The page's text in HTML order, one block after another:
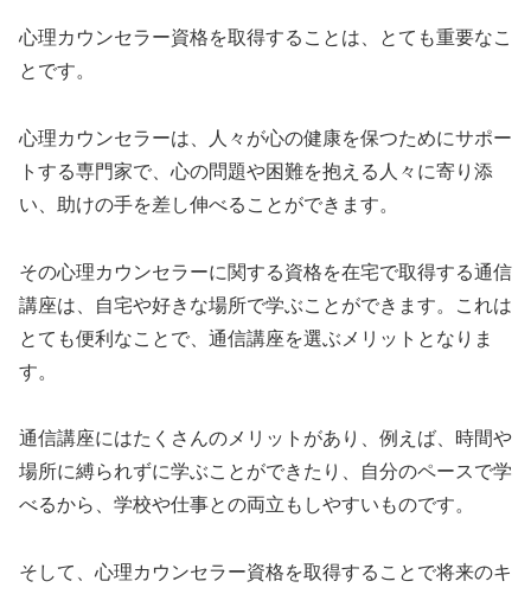
心理カウンセラー資格を取得することは、とても重要なこ
とです。
心理カウンセラーは、人々が心の健康を保つためにサポー
トする専門家で、心の問題や困難を抱える人々に寄り添
い、助けの手を差し伸べることができます。
その心理カウンセラーに関する資格を在宅で取得する通信
講座は、自宅や好きな場所で学ぶことができます。これは
とても便利なことで、通信講座を選ぶメリットとなりま
す。
通信講座にはたくさんのメリットがあり、例えば、時間や
場所に縛られずに学ぶことができたり、自分のペースで学
べるから、学校や仕事との両立もしやすいものです。
そして、心理カウンセラー資格を取得することで将来のキ